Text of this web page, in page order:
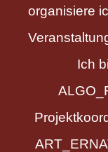
organisiere
Ich